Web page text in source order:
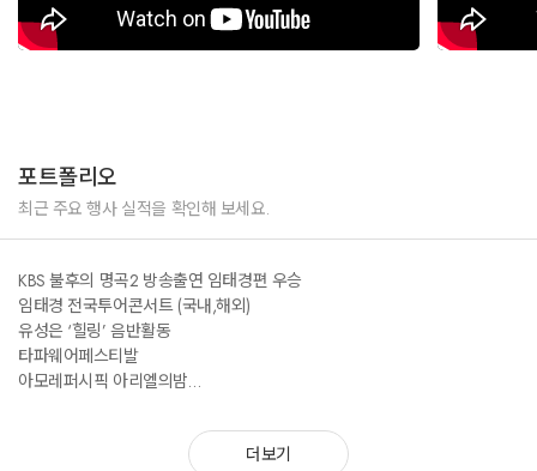
포트폴리오
최근 주요 행사 실적을 확인해 보세요.
KBS 불후의 명곡2 방송출연 임태경편 우승
임태경 전국투어콘서트 (국내,해외)
유성은 ‘힐링’ 음반활동
타파웨어페스티발
아모레퍼시픽 아리엘의밤
수원 전국연극제 개. 폐막 축하공연더보기